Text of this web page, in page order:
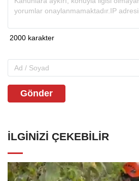
Gönder
İLGINIZI ÇEKEBILIR